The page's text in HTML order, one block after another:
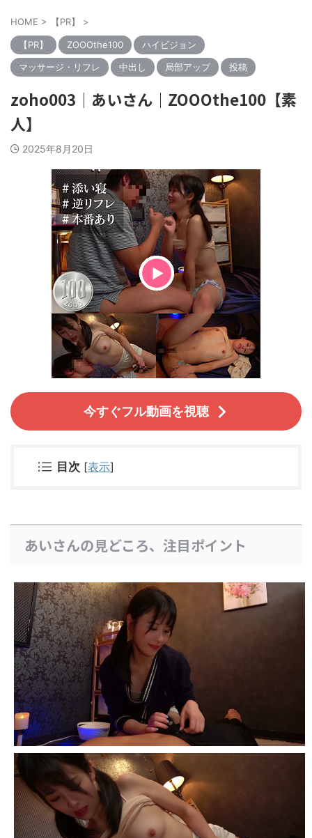
HOME > 【PR】 >
【PR】 ZOOOthe100
ハイビジョン
マッサージ・リフレ
中出し 局部アップ 投稿
zoho003｜あいさん｜ZOOOthe100【素
人】
2025年8月20日
今すぐフル動画を視聴
目次 [表示]
あいさんの見どころ、注目ポイント